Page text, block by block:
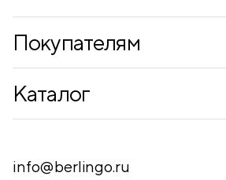
Покупателям
Контакты
Каталог
Письменные принадлежности
info@berlingo.ru